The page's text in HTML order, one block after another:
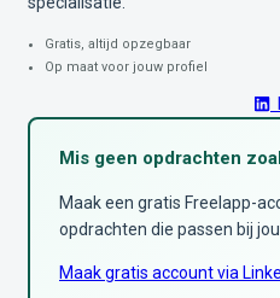
Gratis, altijd opzegbaar
Op maat voor jouw profiel
Mis geen opdrachten
Maak een gratis Freelapp-
opdrachten die passen bij
Maak gratis account via